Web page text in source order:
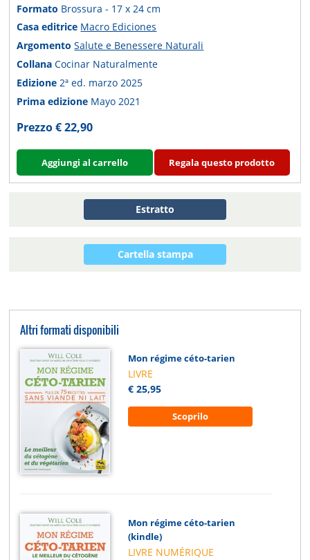
Formato Brossura - 17 x 24 cm
Casa editrice Macro Ediciones
ArgomentoSalute e Benessere Naturali
CollanaCocinar Naturalmente
Edizione 2ª ed. marzo 2025
Prima edizione Mayo 2021
Prezzo € 22,90
Aggiungi al carrello Regala questo prodotto
Estratto
Cartella stampa
Altri formati disponibili
Mon régime céto-tarien
LIVRE
€ 25,95
Scoprilo
Mon régime céto-tarien
(kindle)
LIVRE NUMÉRIQUE